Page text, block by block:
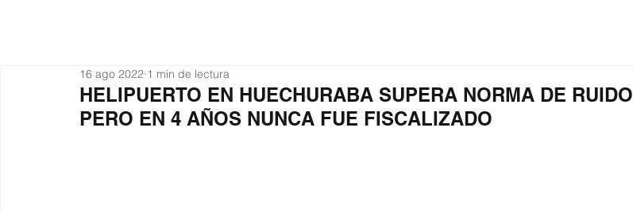
HELIPUERTO EN HUECHURABA SUPERA NORMA DE RUIDO
PERO EN 4 AÑOS NUNCA FUE FISCALIZADO
16 ago 2022 1 min de lectura